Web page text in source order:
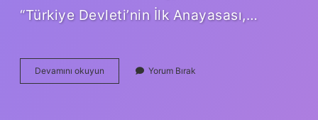
“Türkiye Devleti’nin İlk Anayasası,…
Devamını okuyun
Cumhuriyeti
Yorum Bırak